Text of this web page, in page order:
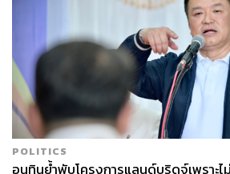
POLITICS
อนุทินย้ำพับโครงการแลนด์บริดจ์เพราะ